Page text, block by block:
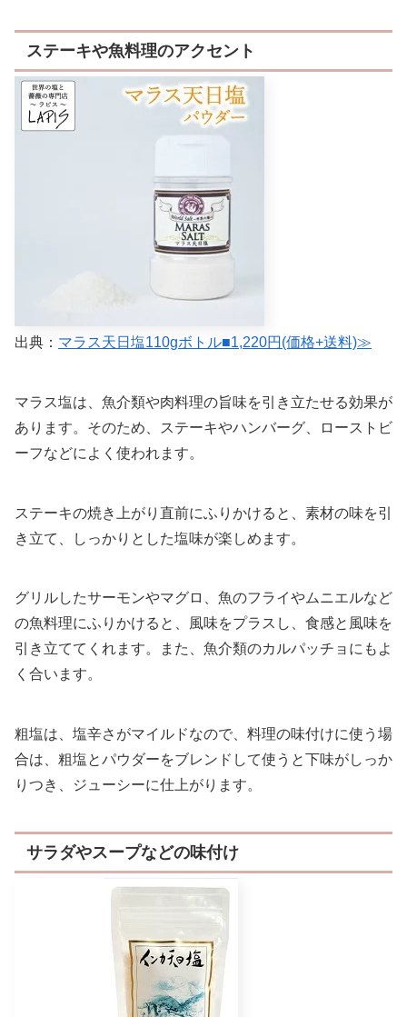
ステーキや魚料理のアクセント
出典： マラス天日塩110gボトル■1,220円(価格+送料)≫
マラス塩は、魚介類や肉料理の旨味を引き立たせる効果が
あります。そのため、ステーキやハンバーグ、ローストビ
ーフなどによく使われます。
ステーキの焼き上がり直前にふりかけると、素材の味を引
き立て、しっかりとした塩味が楽しめます。
グリルしたサーモンやマグロ、魚のフライやムニエルなど
の魚料理にふりかけると、風味をプラスし、食感と風味を
引き立ててくれます。また、魚介類のカルパッチョにもよ
く合います。
粗塩は、塩辛さがマイルドなので、料理の味付けに使う場
合は、粗塩とパウダーをブレンドして使うと下味がしっか
りつき、ジューシーに仕上がります。
サラダやスープなどの味付け